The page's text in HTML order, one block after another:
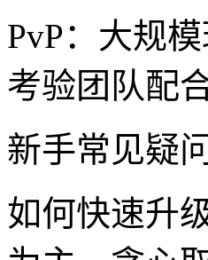
PvP：大规
考验团队配
新手常见疑问
如何快速升